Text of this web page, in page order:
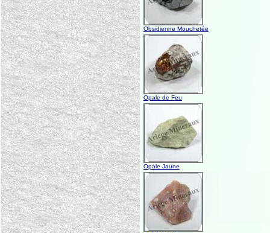
Obsidienne Mouchetée
Opale de Feu
Opale Jaune